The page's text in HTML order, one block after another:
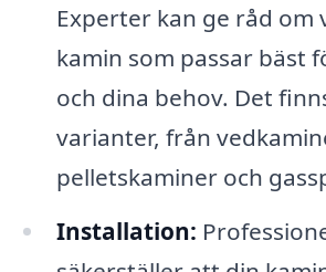
Experter kan ge råd om
kamin som passar bäst
och dina behov. Det
varianter, från
pelletskaminer och
Installation: